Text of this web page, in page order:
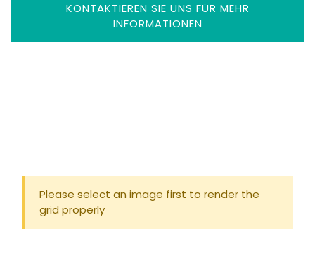
KONTAKTIEREN SIE UNS FÜR MEHR
INFORMATIONEN
Please select an image first to render the
grid properly